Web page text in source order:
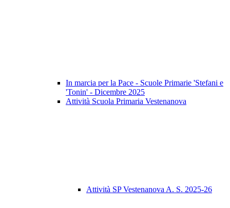
In marcia per la Pace - Scuole Primarie 'Stefani e
'Tonin' - Dicembre 2025
Attività Scuola Primaria Vestenanova
Attività SP Vestenanova A. S. 2025-26